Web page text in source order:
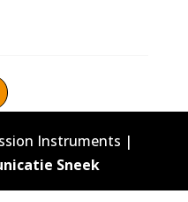
Instruments |
Sneek